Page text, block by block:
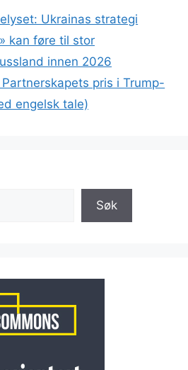
Ukrainas strategi
kan føre til stor
innen 2026
pris i Trump-
engelsk tale)
Søk